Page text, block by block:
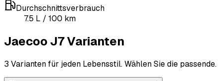
Durchschnittsverbrauch
7.5 L / 100 km
Jaecoo J7 Varianten
3 Varianten für jeden Lebensstil. Wählen Sie die passende.